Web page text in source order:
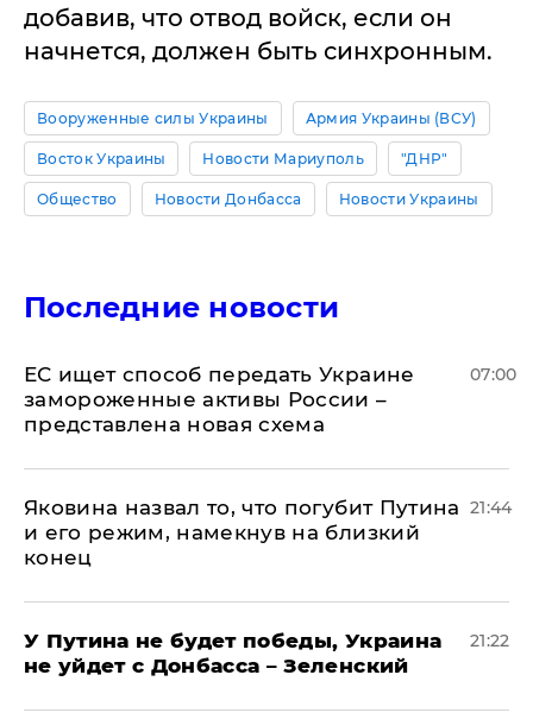
добавив, что отвод войск, если он
начнется, должен быть синхронным.
Вооруженные силы Украины Армия Украины (ВСУ)
Восток Украины Новости Мариуполь "ДНР"
Общество Новости Донбасса Новости Украины
Последние новости
ЕС ищет способ передать Украине
замороженные активы России –
представлена новая схема
07:00
Яковина назвал то, что погубит Путина
и его режим, намекнув на близкий
конец
21:44
У Путина не будет победы, Украина
не уйдет с Донбасса – Зеленский
21:22